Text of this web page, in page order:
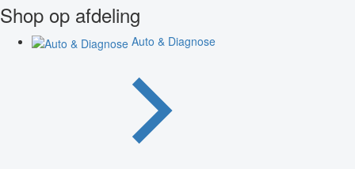
Shop op afdeling
Auto & Diagnose